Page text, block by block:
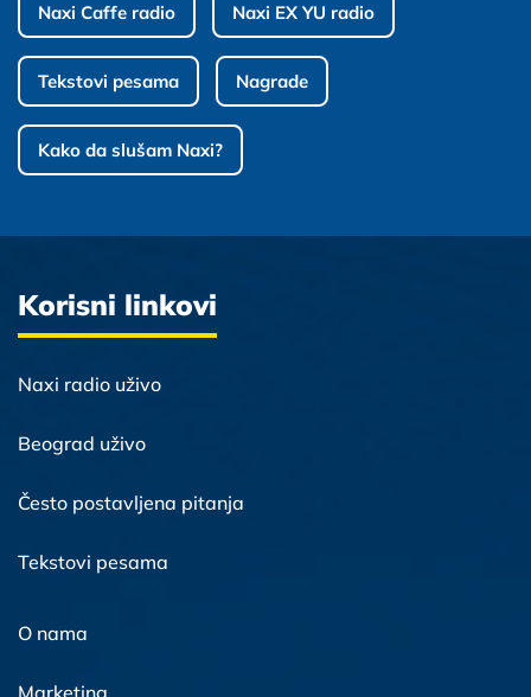
Naxi Caffe radio Naxi EX YU radio
Tekstovi pesama Nagrade
Kako da slušam Naxi?
Korisni linkovi
Naxi radio uživo
Beograd uživo
Često postavljena pitanja
Tekstovi pesama
O nama